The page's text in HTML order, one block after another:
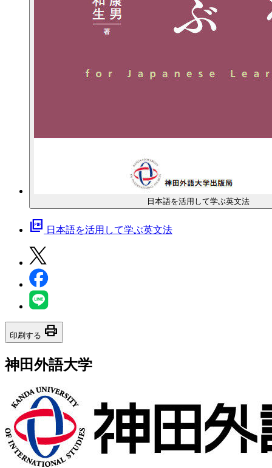
日本語を活用して学ぶ英文法
picture_as_pdf 日本語を活用して学ぶ英文法
印刷する print
神田外語大学